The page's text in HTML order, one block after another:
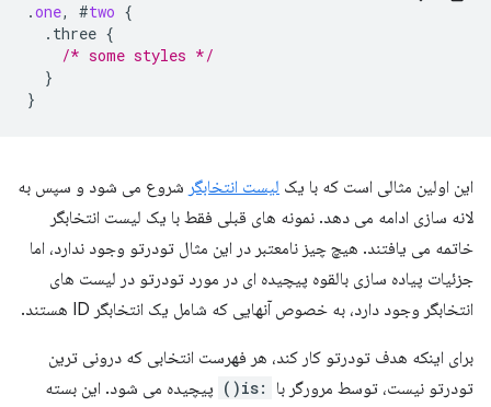
.one, #two {
.three {
/* some styles */
}
}
این اولین مثالی است که با یک لیست انتخابگر شروع می شود و سپس به
لانه سازی ادامه می دهد. نمونه های قبلی فقط با یک لیست انتخابگر
خاتمه می یافتند. هیچ چیز نامعتبر در این مثال تودرتو وجود ندارد، اما
جزئیات پیاده سازی بالقوه پیچیده ای در مورد تودرتو در لیست های
انتخابگر وجود دارد، به خصوص آنهایی که شامل یک انتخابگر ID هستند.
برای اینکه هدف تودرتو کار کند، هر فهرست انتخابی که درونی ترین
تودرتو نیست، توسط مرورگر با
:is()
پیچیده می شود. این بسته